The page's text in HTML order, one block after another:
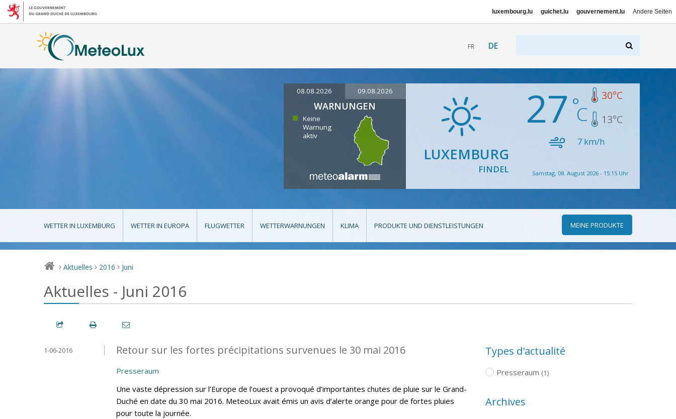
luxembourg.lu guichet.lu gouvernement.lu Andere Seiten
FR DE
08.08.2026 09.08.2026
WARNUNGEN
Keine
Warnung
aktiv
LUXEMBURG
FINDEL
27 30°C
13°C
7 km/h
Samstag, 08. August 2026 - 15:15 Uhr
WETTER IN LUXEMBURG WETTER IN EUROPA FLUGWETTER WETTERWARNUNGEN KLIMA PRODUKTE UND DIENSTLEISTUNGEN MEINE PRODUKTE
> Aktuelles > 2016 > Juni
Aktuelles - Juni 2016
Retour sur les fortes précipitations survenues le 30 mai 2016
1-06-2016
Presseraum
Une vaste dépression sur l’Europe de l’ouest a provoqué d’importantes chutes de pluie sur le Grand-
Duché en date du 30 mai 2016. MeteoLux avait émis un avis d’alerte orange pour de fortes pluies
pour toute la journée.
Types d'actualité
Presseraum (1)
Archives